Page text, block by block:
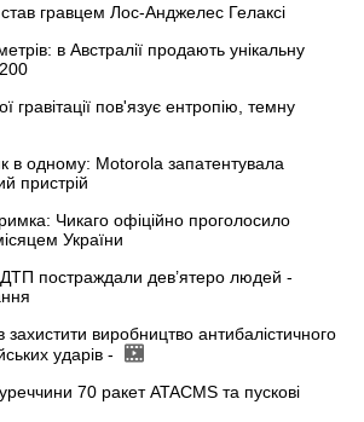
гравцем Лос-Анджелес Гелаксі
в Австралії продають унікальну
гравітації пов'язує ентропію, темну
в одному: Motorola запатентувала
пристрій
Чикаго офіційно проголосило
України
ДТП постраждали дев’ятеро людей -
захистити виробництво антибалістичного
ударів -
70 ракет ATACMS та пускові